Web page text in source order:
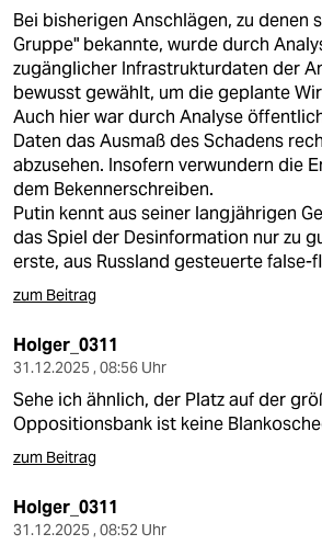
Bei bisherigen Anschlägen, zu denen
Gruppe" bekannte, wurde durch
zugänglicher Infrastrukturdaten der
bewusst gewählt, um die geplante
Auch hier war durch Analyse
Daten das Ausmaß des Schadens
abzusehen. Insofern verwundern die
dem Bekennerschreiben.
Putin kennt aus seiner langjährigen
das Spiel der Desinformation nur zu
erste, aus Russland gesteuerte false-
zum Beitrag
Holger_0311
31.12.2025 , 08:56 Uhr
Sehe ich ähnlich, der Platz auf der
Oppositionsbank ist keine
zum Beitrag
Holger_0311
31.12.2025 , 08:52 Uhr